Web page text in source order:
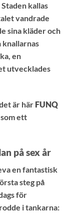
Staden kallas
vandrade
sina kläder och
knallarnas
en
utvecklades
är här FUNQ
ett
på sex år
en fantastisk
steg på
för
i tankarna: